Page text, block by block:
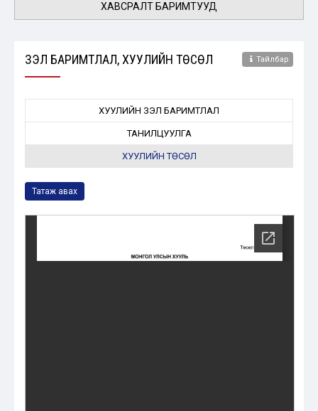
ХАВСРАЛТ БАРИМТУУД
ҮЗЭЛ БАРИМТЛАЛ, ХУУЛИЙН ТӨСӨЛ Тайлбар
ХУУЛИЙН ҮЗЭЛ БАРИМТЛАЛ
ТАНИЛЦУУЛГА
ХУУЛИЙН ТӨСӨЛ
Татаж авах